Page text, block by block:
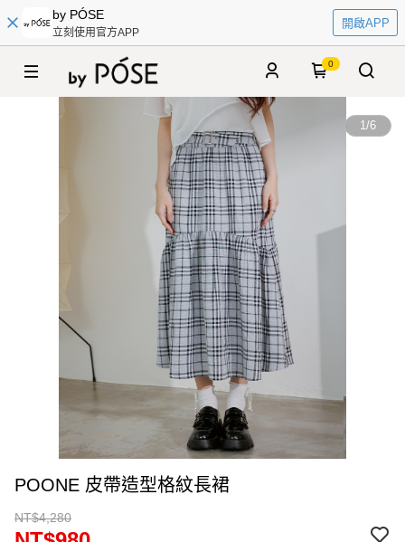
by PÓSE
立刻使用官方APP
開啟APP
0
1/6
POONE 皮帶造型格紋長裙
NT$4,280